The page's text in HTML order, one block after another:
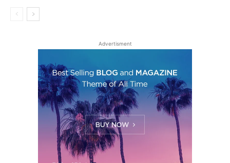
Advertisment